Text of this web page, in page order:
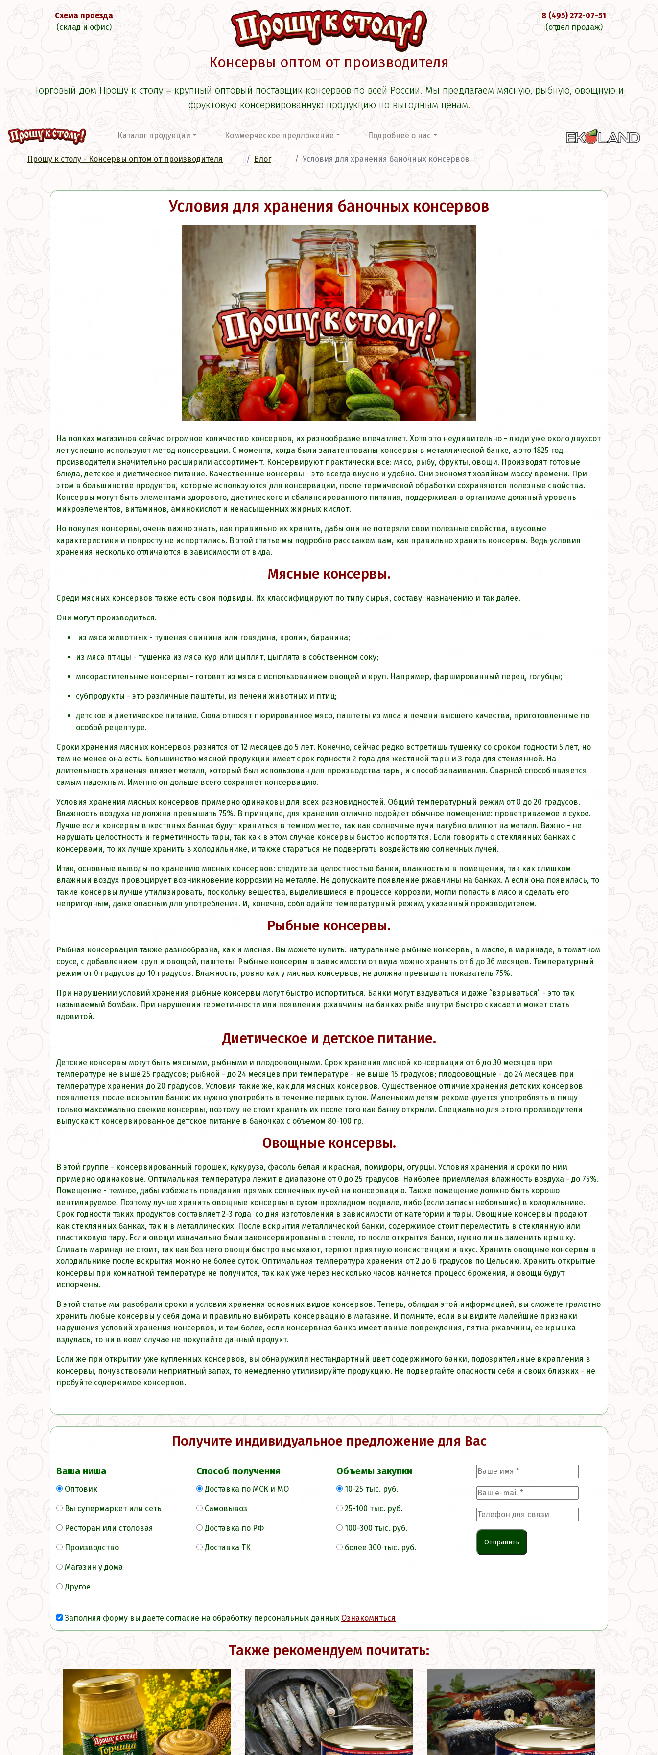
Схема проезда
(склад и офис)
Консервы оптом от производителя
8 (495) 272-07-51
(отдел продаж)
Торговый дом Прошу к столу ‒ крупный оптовый поставщик консервов по всей России. Мы предлагаем мясную, рыбную, овощную и
фруктовую консервированную продукцию по выгодным ценам.
Каталог продукции Коммерческое предложение Подробнее о нас
Прошу к столу - Консервы оптом от производителя Блог Условия для хранения баночных консервов
Условия для хранения баночных консервов
На полках магазинов сейчас огромное количество консервов, их разнообразие впечатляет. Хотя это неудивительно - люди уже около двухсот
лет успешно используют метод консервации. С момента, когда были запатентованы консервы в металлической банке, а это 1825 год,
производители значительно расширили ассортимент. Консервируют практически все: мясо, рыбу, фрукты, овощи. Производят готовые
блюда, детское и диетическое питание. Качественные консервы - это всегда вкусно и удобно. Они экономят хозяйкам массу времени. При
этом в большинстве продуктов, которые используются для консервации, после термической обработки сохраняются полезные свойства.
Консервы могут быть элементами здорового, диетического и сбалансированного питания, поддерживая в организме должный уровень
микроэлементов, витаминов, аминокислот и ненасыщенных жирных кислот.
Но покупая консервы, очень важно знать, как правильно их хранить, дабы они не потеряли свои полезные свойства, вкусовые
характеристики и попросту не испортились. В этой статье мы подробно расскажем вам, как правильно хранить консервы. Ведь условия
хранения несколько отличаются в зависимости от вида.
Мясные консервы.
Среди мясных консервов также есть свои подвиды. Их классифицируют по типу сырья, составу, назначению и так далее.
Они могут производиться:
из мяса животных - тушеная свинина или говядина, кролик, баранина;
из мяса птицы - тушенка из мяса кур или цыплят, цыплята в собственном соку;
мясорастительные консервы - готовят из мяса с использованием овощей и круп. Например, фаршированный перец, голубцы;
субпродукты - это различные паштеты, из печени животных и птиц;
детское и диетическое питание. Сюда относят пюрированное мясо, паштеты из мяса и печени высшего качества, приготовленные по
особой рецептуре.
Сроки хранения мясных консервов разнятся от 12 месяцев до 5 лет. Конечно, сейчас редко встретишь тушенку со сроком годности 5 лет, но
тем не менее она есть. Большинство мясной продукции имеет срок годности 2 года для жестяной тары и 3 года для стеклянной. На
длительность хранения влияет металл, который был использован для производства тары, и способ запаивания. Сварной способ является
самым надежным. Именно он дольше всего сохраняет консервацию.
Условия хранения мясных консервов примерно одинаковы для всех разновидностей. Общий температурный режим от 0 до 20 градусов.
Влажность воздуха не должна превышать 75%. В принципе, для хранения отлично подойдет обычное помещение: проветриваемое и сухое.
Лучше если консервы в жестяных банках будут храниться в темном месте, так как солнечные лучи пагубно влияют на металл. Важно - не
нарушать целостность и герметичность тары, так как в этом случае консервы быстро испортятся. Если говорить о стеклянных банках с
консервами, то их лучше хранить в холодильнике, и также стараться не подвергать воздействию солнечных лучей.
Итак, основные выводы по хранению мясных консервов: следите за целостностью банки, влажностью в помещении, так как слишком
влажный воздух провоцирует возникновение коррозии на металле. Не допускайте появление ржавчины на банках. А если она появилась, то
такие консервы лучше утилизировать, поскольку вещества, выделившиеся в процессе коррозии, могли попасть в мясо и сделать его
непригодным, даже опасным для употребления. И, конечно, соблюдайте температурный режим, указанный производителем.
Рыбные консервы.
Рыбная консервация также разнообразна, как и мясная. Вы можете купить: натуральные рыбные консервы, в масле, в маринаде, в томатном
соусе, с добавлением круп и овощей, паштеты. Рыбные консервы в зависимости от вида можно хранить от 6 до 36 месяцев. Температурный
режим от 0 градусов до 10 градусов. Влажность, ровно как у мясных консервов, не должна превышать показатель 75%.
При нарушении условий хранения рыбные консервы могут быстро испортиться. Банки могут вздуваться и даже “взрываться” - это так
называемый бомбаж. При нарушении герметичности или появлении ржавчины на банках рыба внутри быстро скисает и может стать
ядовитой.
Диетическое и детское питание.
Детские консервы могут быть мясными, рыбными и плодоовощными. Срок хранения мясной консервации от 6 до 30 месяцев при
температуре не выше 25 градусов; рыбной - до 24 месяцев при температуре - не выше 15 градусов; плодоовощные - до 24 месяцев при
температуре хранения до 20 градусов. Условия такие же, как для мясных консервов. Существенное отличие хранения детских консервов
появляется после вскрытия банки: их нужно употребить в течение первых суток. Маленьким детям рекомендуется употреблять в пищу
только максимально свежие консервы, поэтому не стоит хранить их после того как банку открыли. Специально для этого производители
выпускают консервированное детское питание в баночках с объемом 80-100 гр.
Овощные консервы.
В этой группе - консервированный горошек, кукуруза, фасоль белая и красная, помидоры, огурцы. Условия хранения и сроки по ним
примерно одинаковые. Оптимальная температура лежит в диапазоне от 0 до 25 градусов. Наиболее приемлемая влажность воздуха - до 75%.
Помещение - темное, дабы избежать попадания прямых солнечных лучей на консервацию. Также помещение должно быть хорошо
вентилируемое. Поэтому лучше хранить овощные консервы в сухом прохладном подвале, либо (если запасы небольшие) в холодильнике.
Срок годности таких продуктов составляет 2-3 года со дня изготовления в зависимости от категории и тары. Овощные консервы продают
как стеклянных банках, так и в металлических. После вскрытия металлической банки, содержимое стоит переместить в стеклянную или
пластиковую тару. Если овощи изначально были законсервированы в стекле, то после открытия банки, нужно лишь заменить крышку.
Сливать маринад не стоит, так как без него овощи быстро высыхают, теряют приятную консистенцию и вкус. Хранить овощные консервы в
холодильнике после вскрытия можно не более суток. Оптимальная температура хранения от 2 до 6 градусов по Цельсию. Хранить открытые
консервы при комнатной температуре не получится, так как уже через несколько часов начнется процесс брожения, и овощи будут
испорчены.
В этой статье мы разобрали сроки и условия хранения основных видов консервов. Теперь, обладая этой информацией, вы сможете грамотно
хранить любые консервы у себя дома и правильно выбирать консервацию в магазине. И помните, если вы видите малейшие признаки
нарушения условий хранения консервов, и тем более, если консервная банка имеет явные повреждения, пятна ржавчины, ее крышка
вздулась, то ни в коем случае не покупайте данный продукт.
Если же при открытии уже купленных консервов, вы обнаружили нестандартный цвет содержимого банки, подозрительные вкрапления в
консервы, почувствовали неприятный запах, то немедленно утилизируйте продукцию. Не подвергайте опасности себя и своих близких - не
пробуйте содержимое консервов.
Получите индивидуальное предложение для Вас
Ваша ниша
Оптовик
Вы супермаркет или сеть
Ресторан или столовая
Производство
Магазин у дома
Другое
Способ получения
Доставка по МСК и МО
Самовывоз
Доставка по РФ
Доставка ТК
Объемы закупки
10-25 тыс. руб.
25-100 тыс. руб.
100-300 тыс. руб.
более 300 тыс. руб.
Заполняя форму вы даете согласие на обработку персональных данных Ознакомиться
Также рекомендуем почитать: